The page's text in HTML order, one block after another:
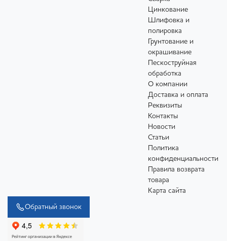
Цинкование
Шлифовка и
полировка
Грунтование и
окрашивание
Пескоструйная
обработка
О компании
Доставка и оплата
Реквизиты
Контакты
Новости
Статьи
Политика
конфиденциальности
Правила возврата
товара
Карта сайта
Обратный звонок